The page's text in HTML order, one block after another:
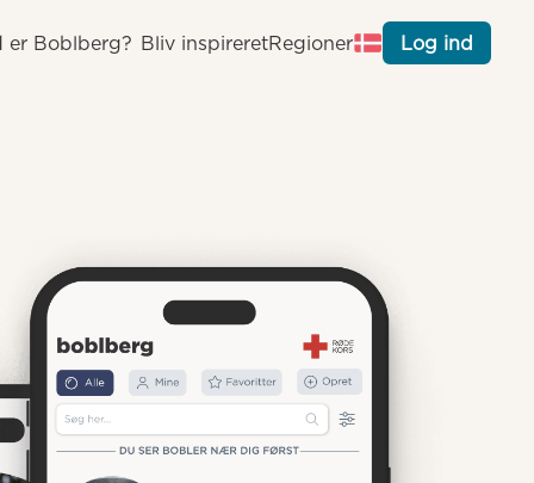
er Boblberg? Bliv inspireretRegioner Log ind